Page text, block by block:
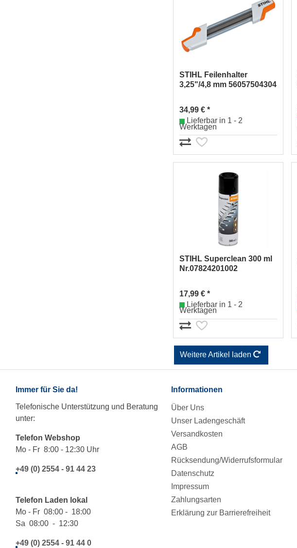
STIHL Feilenhalter
3,25"/4,8 mm 56057504304
34,99 € *
Lieferbar in 1 - 2
Werktagen
STIHL Superclean 300 ml
Nr.07824201002
17,99 € *
Lieferbar in 1 - 2
Werktagen
Weitere Artikel laden
Immer für Sie da!
Telefonische Unterstützung und Beratung
unter:
Telefon Webshop
Mo - Fr 8:00 - 12:30 Uhr
+49 (0) 2554 - 91 44 23
Telefon Laden lokal
Mo - Fr 08:00 - 18:00
Sa 08:00 - 12:30
+49 (0) 2554 - 91 44 0
Informationen
Über Uns
Unser Ladengeschäft
Versandkosten
AGB
Rücksendung/Widerrufsformular
Datenschutz
Impressum
Zahlungsarten
Erklärung zur Barrierefreiheit